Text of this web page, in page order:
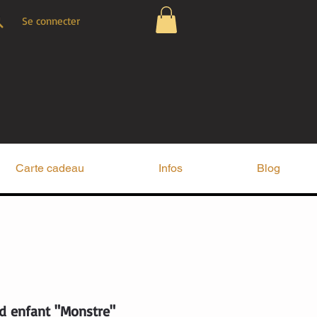
enfant "Monstre"
Carte cadeau Infos Blog
Se connecter